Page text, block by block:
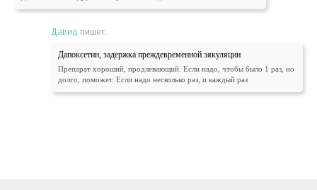
Давид пишет:
Дапоксетин, задержка преждевременной эякуляции
Препарат хороший, продлевающий. Если надо, чтобы было 1 раз, но
долго, поможет. Если надо несколько раз, и каждый раз